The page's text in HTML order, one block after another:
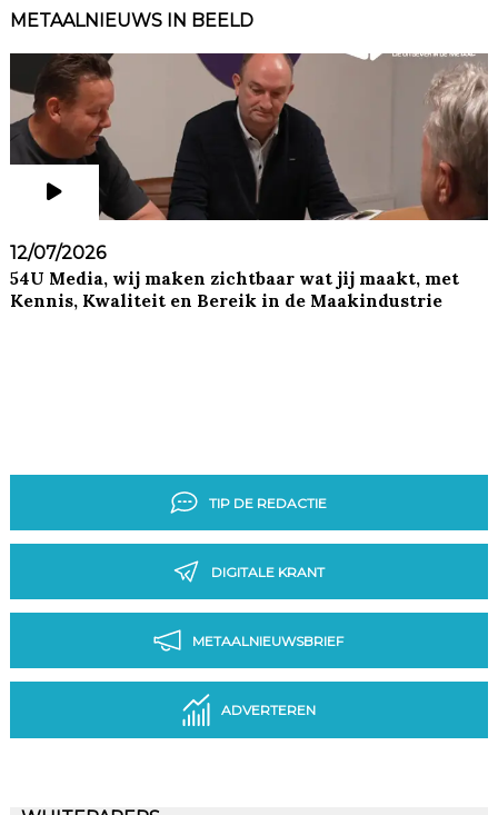
METAALNIEUWS IN BEELD
12/07/2026
54U Media, wij maken zichtbaar wat jij maakt, met
Kennis, Kwaliteit en Bereik in de Maakindustrie
TIP DE REDACTIE
DIGITALE KRANT
METAALNIEUWSBRIEF
ADVERTEREN